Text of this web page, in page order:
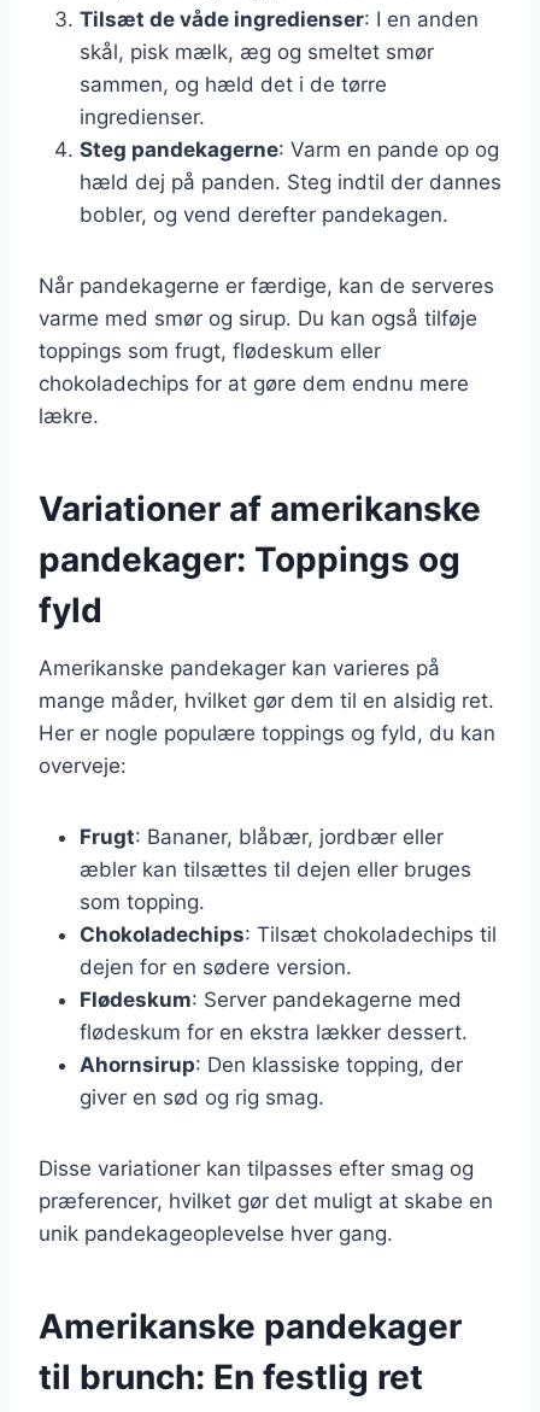
Tilsæt de våde ingredienser: I en anden
skål, pisk mælk, æg og smeltet smør
sammen, og hæld det i de tørre
ingredienser.
Steg pandekagerne: Varm en pande op og
hæld dej på panden. Steg indtil der dannes
bobler, og vend derefter pandekagen.
Når pandekagerne er færdige, kan de serveres
varme med smør og sirup. Du kan også tilføje
toppings som frugt, flødeskum eller
chokoladechips for at gøre dem endnu mere
lækre.
Variationer af amerikanske
pandekager: Toppings og
fyld
Amerikanske pandekager kan varieres på
mange måder, hvilket gør dem til en alsidig ret.
Her er nogle populære toppings og fyld, du kan
overveje:
Frugt: Bananer, blåbær, jordbær eller
æbler kan tilsættes til dejen eller bruges
som topping.
Chokoladechips: Tilsæt chokoladechips til
dejen for en sødere version.
Flødeskum: Server pandekagerne med
flødeskum for en ekstra lækker dessert.
Ahornsirup: Den klassiske topping, der
giver en sød og rig smag.
Disse variationer kan tilpasses efter smag og
præferencer, hvilket gør det muligt at skabe en
unik pandekageoplevelse hver gang.
Amerikanske pandekager
til brunch: En festlig ret